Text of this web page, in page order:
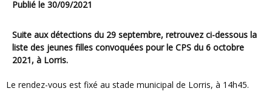
Publié le 30/09/2021
Suite aux détections du 29 septembre, retrouvez ci-dessous la
liste des jeunes filles convoquées pour le CPS du 6 octobre
2021, à Lorris.
Le rendez-vous est fixé au stade municipal de Lorris, à 14h45.